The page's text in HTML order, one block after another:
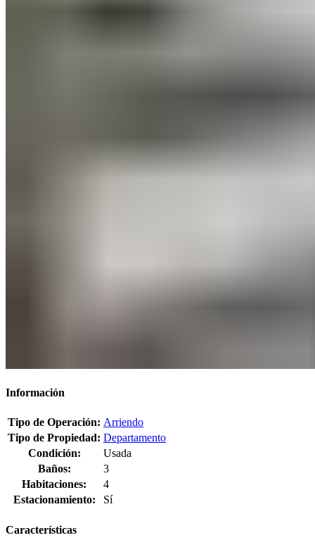
Información
Tipo de Operación: Arriendo
Tipo de Propiedad: Departamento
Condición:
Usada
Baños:
3
Habitaciones:
4
Estacionamiento:
Sí
Características